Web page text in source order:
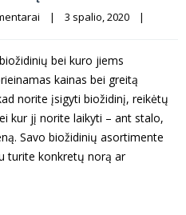
| 3 spalio, 2020 |
bei kuro jiems
kainas bei greitą
norite įsigyti biožidinį, reikėtų
kur jį norite laikyti – ant stalo,
Savo biožidinių asortimente
turite konkretų norą ar